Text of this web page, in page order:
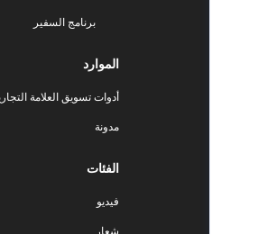
برنامج السفير
أدوات تسويق العلامة التجارية